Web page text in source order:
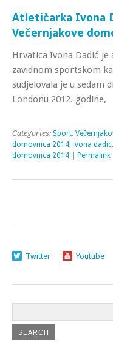
Atletičarka Ivona
Večernjakove
Hrvatica Ivona Dadić
zavidnom sportskom
sudjelovala je u sedam
Londonu 2012. godine,
Categories: Sport,
domovnica 2014, ivona dadic,
domovnica 2014
Permalink
Twitter Youtube